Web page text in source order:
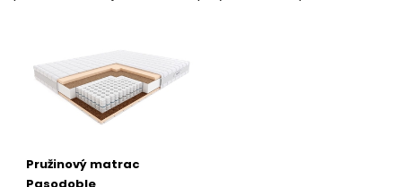
Pružinový matrac